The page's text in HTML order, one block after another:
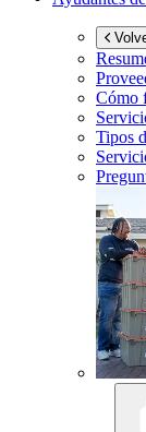
Cómo
Tipos